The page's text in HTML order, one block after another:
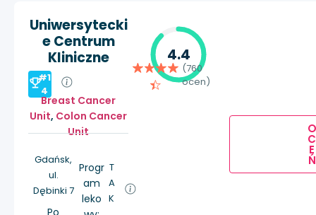
Uniwersytecki
e Centrum
Kliniczne
#1
4
Breast Cancer
Unit, Colon Cancer
Unit
Gdańsk,
ul.
Dębinki 7
Progr
am
leko
T
A
K
4.4
(760
ocen)
O
C
E
Ń